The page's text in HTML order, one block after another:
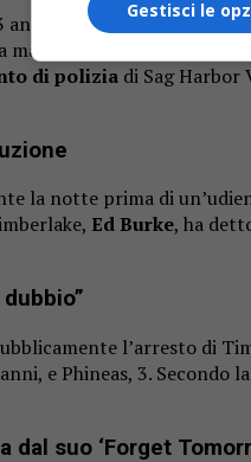
anni, è stato osservato
la sua corsia
di polizia di Sag Harbor
la notte prima di
Ed Burke, ha
l’arresto di
e Phineas, 3.
suo ‘Forget
Gestisci le